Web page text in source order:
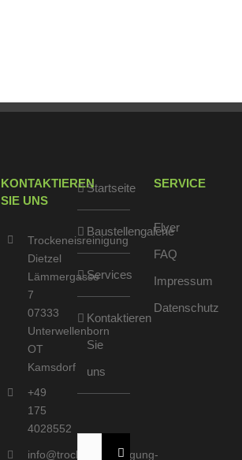
KONTAKTIEREN
SIE UNS
Trockeneisreinigung
Dietzel
Lämmergasse
7
07333
Unterwellenborn
OT
Kamsdorf
+49
175
4028552
info@trockeneisreinigung-
Startseite
Baustellengalerie
Services
Kontaktieren
Sie
uns
SERVICE
Flyer
FAQ
Impressum
Datenschutz